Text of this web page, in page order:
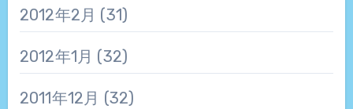
2012年2月 (31)
2012年1月 (32)
2011年12月 (32)